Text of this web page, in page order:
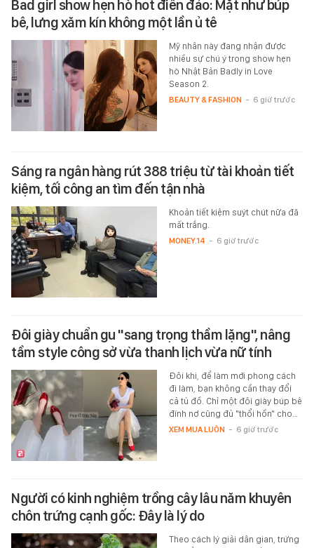
Bad girl show hẹn hò hot điên đảo: Mặt như búp
bê, lưng xăm kín không một lần ủ tê
Mỹ nhân này đang nhận được
nhiều sự chú ý trong show hẹn
hò Nhật Bản Badly in Love
Season 2.
BEAUTY & FASHION - 6 giờ trước
Sáng ra ngân hàng rút 388 triệu từ tài khoản tiết
kiệm, tối công an tìm đến tận nhà
Khoản tiết kiệm suýt chút nữa đã
mất trắng.
MONEY.14 - 6 giờ trước
Đôi giày chuẩn gu "sang trọng thầm lặng", nâng
tầm style công sở vừa thanh lịch vừa nữ tính
Đôi khi, để làm mới phong cách
đi làm, bạn không cần thay đổi
cả tủ đồ. Chỉ một đôi giày búp bê
đính nơ cũng đủ "thổi hồn" cho…
XEM MUA LUÔN - 6 giờ trước
Người có kinh nghiệm trồng cây lâu năm khuyên
chôn trứng cạnh gốc: Đây là lý do
Theo cách lý giải dân gian, trứng